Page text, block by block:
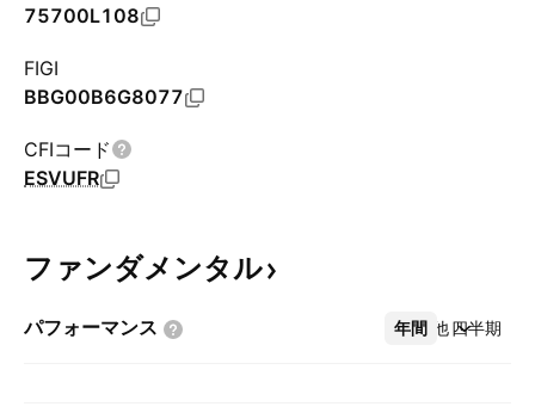
75700L108
FIGI
BBG00B6G8077
CFIコード
ESVUFR
ファンダメンタル
パフォーマンス 年間 四半期
その他